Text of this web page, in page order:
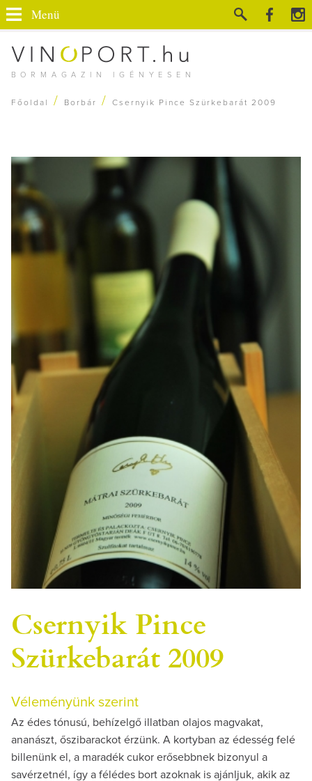
BORMAGAZIN IGÉNYESEN
Menü
Főoldal / Borbár / Csernyik Pince Szürkebarát 2009
Csernyik Pince
Szürkebarát 2009
Véleményünk szerint
Az édes tónusú, behízelgő illatban olajos magvakat,
ananászt, őszibarackot érzünk. A kortyban az édesség felé
billenünk el, a maradék cukor erősebbnek bizonyul a
savérzetnél, így a félédes bort azoknak is ajánljuk, akik az